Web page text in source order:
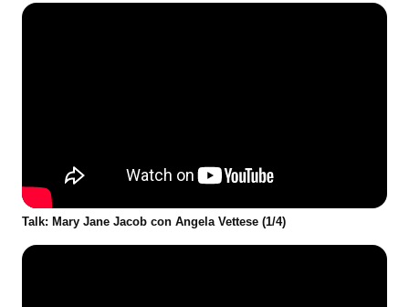
Talk: Mary Jane Jacob con Angela Vettese (1/4)